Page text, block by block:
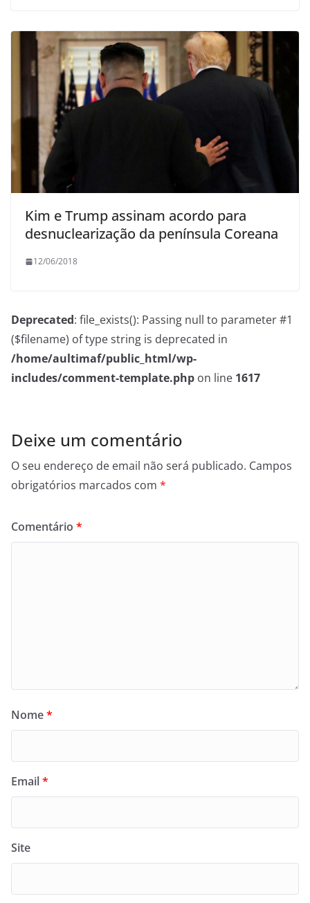
Kim e Trump assinam acordo para
desnuclearização da península Coreana
12/06/2018
Deprecated: file_exists(): Passing null to parameter #1
($filename) of type string is deprecated in
/home/aultimaf/public_html/wp-
includes/comment-template.php on line 1617
Deixe um comentário
O seu endereço de email não será publicado. Campos
obrigatórios marcados com *
Comentário *
Nome*
Email*
Site